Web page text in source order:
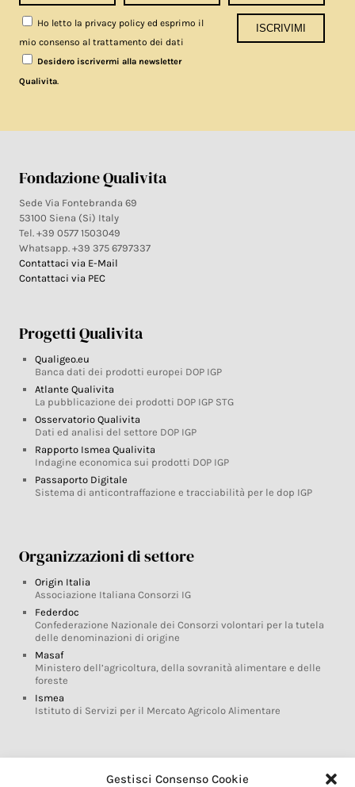
Gestisci Consenso Cookie
Ho letto la privacy policy ed esprimo il
mio consenso al trattamento dei dati
Desidero iscrivermi alla newsletter
Qualivita.
Fondazione Qualivita
Sede Via Fontebranda 69
53100 Siena (Si) Italy
Tel. +39 0577 1503049
Whatsapp. +39 375 6797337
Contattaci via E-Mail
Contattaci via PEC
Progetti Qualivita
Qualigeo.eu
Banca dati dei prodotti europei DOP IGP
Atlante Qualivita
La pubblicazione dei prodotti DOP IGP STG
Osservatorio Qualivita
Dati ed analisi del settore DOP IGP
Rapporto Ismea Qualivita
Indagine economica sui prodotti DOP IGP
Passaporto Digitale
Sistema di anticontraffazione e tracciabilità per le dop IGP
Organizzazioni di settore
Origin Italia
Associazione Italiana Consorzi IG
Federdoc
Confederazione Nazionale dei Consorzi volontari per la tutela
delle denominazioni di origine
Masaf
Ministero dell’agricoltura, della sovranità alimentare e delle
foreste
Ismea
Istituto di Servizi per il Mercato Agricolo Alimentare
Glossario DOP IGP